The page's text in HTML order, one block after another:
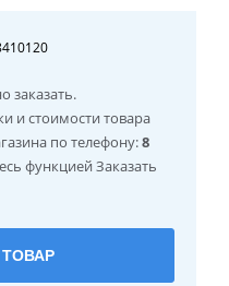
заказать.
и стоимости товара
по телефону:8
функцией Заказать